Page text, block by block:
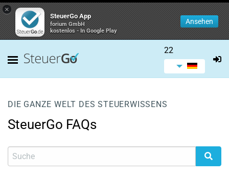
×
SteuerGo App
forium GmbH
kostenlos - In Google Play
Ansehen
22
DIE GANZE WELT DES STEUERWISSENS
SteuerGo FAQs